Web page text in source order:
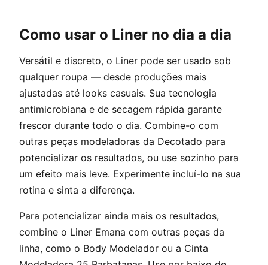
Como usar o Liner no dia a dia
Versátil e discreto, o Liner pode ser usado sob
qualquer roupa — desde produções mais
ajustadas até looks casuais. Sua tecnologia
antimicrobiana e de secagem rápida garante
frescor durante todo o dia. Combine-o com
outras peças modeladoras da Decotado para
potencializar os resultados, ou use sozinho para
um efeito mais leve. Experimente incluí-lo na sua
rotina e sinta a diferença.
Para potencializar ainda mais os resultados,
combine o Liner Emana com outras peças da
linha, como o Body Modelador ou a Cinta